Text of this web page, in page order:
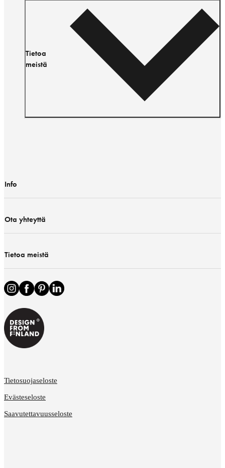
Tietoa
meistä
Info
Ota yhteyttä
Tietoa meistä
Tietosuojaseloste
Evästeseloste
Saavutettavuusseloste